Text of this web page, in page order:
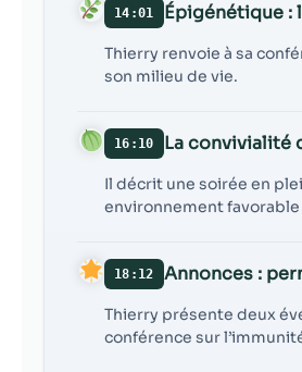
14:01 Épigénétique :
Thierry renvoie à sa
son milieu de vie.
16:10 La convivialité
Il décrit une soirée en
environnement favorable
18:12 Annonces :
Thierry présente deux
conférence sur